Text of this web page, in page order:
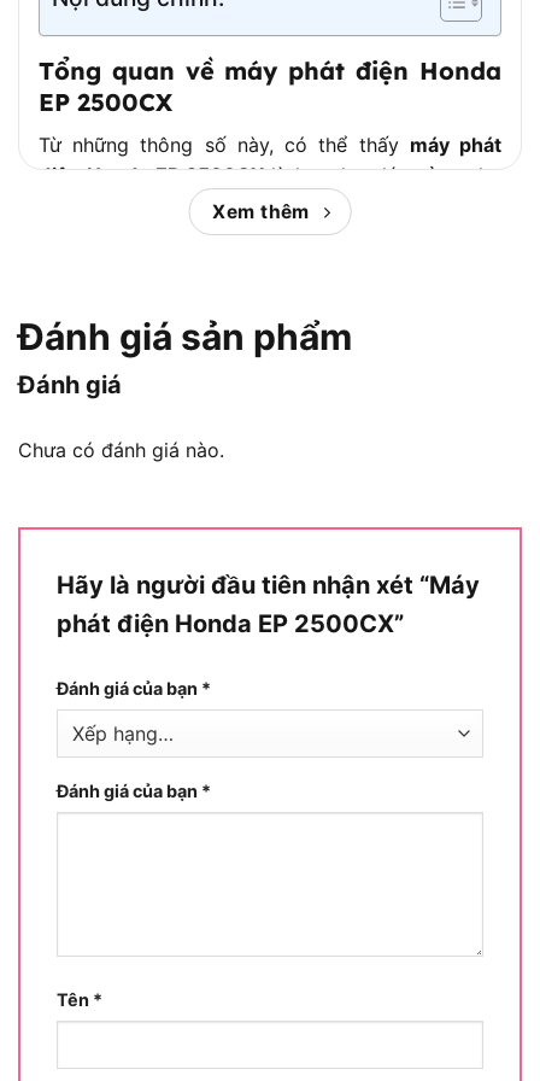
Tổng quan về máy phát điện Honda
EP 2500CX
Từ những thông số này, có thể thấy máy phát
điện Honda EP 2500CXlà lựa chọn lý tưởng cho
các nhu cầu sử dụng liên tục trong nhiều giờ, với
mức tiêu hao nhiên liệu thấp và độ bền vận hành
Động cơ GX160 – Trái tim đáng tin
cậy của dòng máy phát điện Honda
cơ Honda GX160 nổi tiếng:
Xem thêm
Đánh giá sản phẩm
Đánh giá
Chưa có đánh giá nào.
Hãy là người đầu tiên nhận xét “Máy
phát điện Honda EP 2500CX”
Đánh giá của bạn *
Đánh giá của bạn *
Tên *